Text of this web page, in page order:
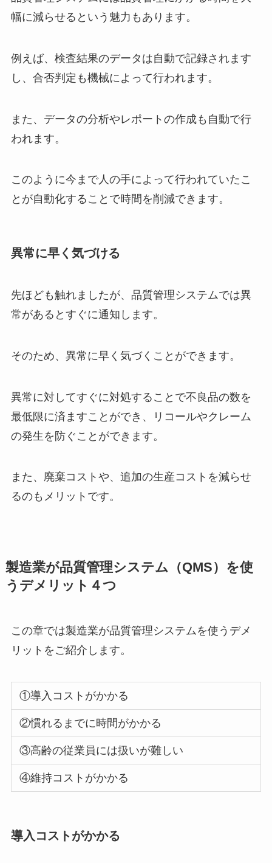
幅に減らせるという魅力もあります。
例えば、検査結果のデータは自動で記録されます
し、合否判定も機械によって行われます。
また、データの分析やレポートの作成も自動で行
われます。
このように今まで人の手によって行われていたこ
とが自動化することで時間を削減できます。
異常に早く気づける
先ほども触れましたが、品質管理システムでは異
常があるとすぐに通知します。
そのため、異常に早く気づくことができます。
異常に対してすぐに対処することで不良品の数を
最低限に済ますことができ、リコールやクレーム
の発生を防ぐことができます。
また、廃棄コストや、追加の生産コストを減らせ
るのもメリットです。
製造業が品質管理システム（QMS）を使
うデメリット４つ
この章では製造業が品質管理システムを使うデメ
リットをご紹介します。
①導入コストがかかる
②慣れるまでに時間がかかる
③高齢の従業員には扱いが難しい
④維持コストがかかる
導入コストがかかる